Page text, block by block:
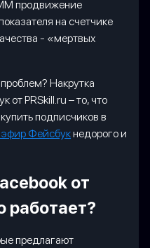
продвижение
на счетчике
- «мертвых
Накрутка
от PRSkill.ru – то, что
подписчиков в
Фейсбукнедорого и
от
работает?
предлагают